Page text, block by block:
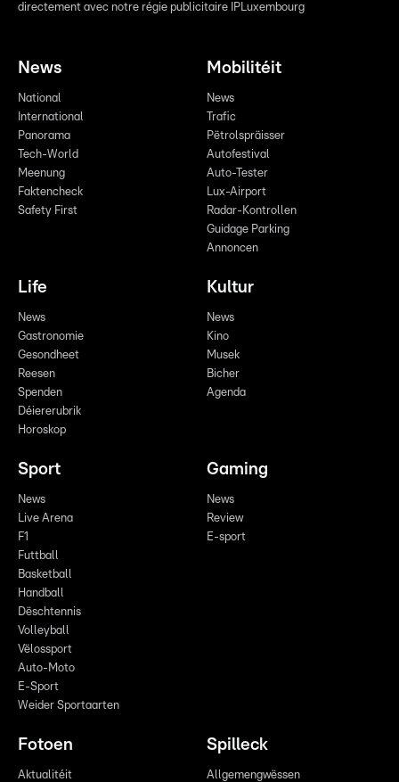
directement avec notre régie publicitaire IPLuxembourg
News
National
International
Panorama
Tech-World
Meenung
Faktencheck
Safety First
Mobilitéit
News
Trafic
Pëtrolspräisser
Autofestival
Auto-Tester
Lux-Airport
Radar-Kontrollen
Guidage Parking
Annoncen
Life
News
Gastronomie
Gesondheet
Reesen
Spenden
Déiererubrik
Horoskop
Kultur
News
Kino
Musek
Bicher
Agenda
Sport
News
Live Arena
F1
Futtball
Basketball
Handball
Dëschtennis
Volleyball
Vëlossport
Auto-Moto
E-Sport
Weider Sportaarten
Gaming
News
Review
E-sport
Fotoen
Aktualitéit
Spilleck
Allgemengwëssen